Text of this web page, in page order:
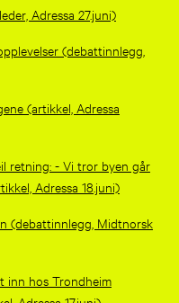
Adressa 27.juni)
(debattinnlegg,
(artikkel, Adressa
retning: - Vi tror byen går
Adressa 18.juni)
(debattinnlegg, Midtnorsk
inn hos Trondheim